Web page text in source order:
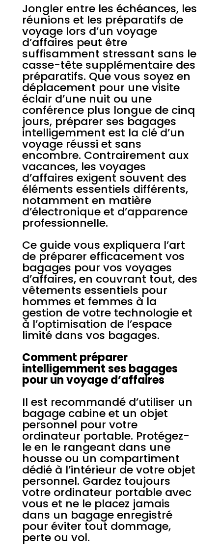
Jongler entre les échéances, les
réunions et les préparatifs de
voyage lors d’un voyage
d’affaires peut être
suffisamment stressant sans le
casse-tête supplémentaire des
préparatifs. Que vous soyez en
déplacement pour une visite
éclair d’une nuit ou une
conférence plus longue de cinq
jours, préparer ses bagages
intelligemment est la clé d’un
voyage réussi et sans
encombre. Contrairement aux
vacances, les voyages
d’affaires exigent souvent des
éléments essentiels différents,
notamment en matière
d’électronique et d’apparence
professionnelle.
Ce guide vous expliquera l’art
de préparer efficacement vos
bagages pour vos voyages
d’affaires, en couvrant tout, des
vêtements essentiels pour
hommes et femmes à la
gestion de votre technologie et
à l’optimisation de l’espace
limité dans vos bagages.
Comment préparer
intelligemment ses bagages
pour un voyage d’affaires
Il est recommandé d’utiliser un
bagage cabine et un objet
personnel pour votre
ordinateur portable. Protégez-
le en le rangeant dans une
housse ou un compartiment
dédié à l’intérieur de votre objet
personnel. Gardez toujours
votre ordinateur portable avec
vous et ne le placez jamais
dans un bagage enregistré
pour éviter tout dommage,
perte ou vol.